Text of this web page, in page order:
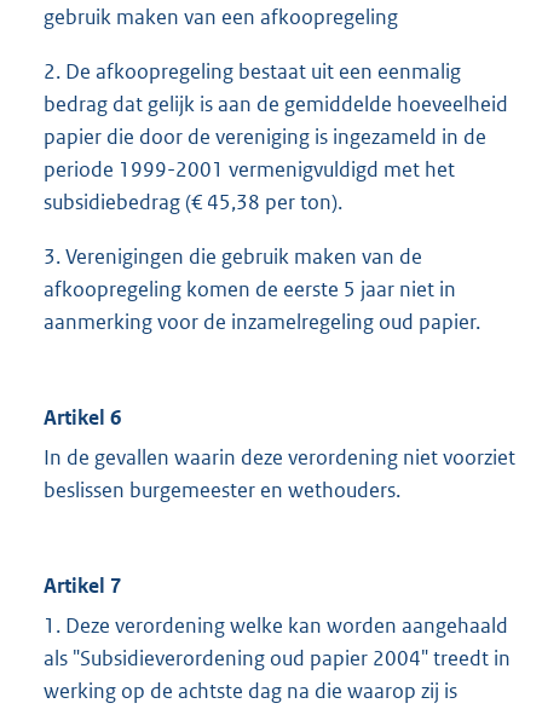
gebruik maken van een afkoopregeling
2. De afkoopregeling bestaat uit een eenmalig
bedrag dat gelijk is aan de gemiddelde hoeveelheid
papier die door de vereniging is ingezameld in de
periode 1999-2001 vermenigvuldigd met het
subsidiebedrag (€ 45,38 per ton).
3. Verenigingen die gebruik maken van de
afkoopregeling komen de eerste 5 jaar niet in
aanmerking voor de inzamelregeling oud papier.
Artikel 6
In de gevallen waarin deze verordening niet voorziet
beslissen burgemeester en wethouders.
Artikel 7
1. Deze verordening welke kan worden aangehaald
als "Subsidieverordening oud papier 2004" treedt in
werking op de achtste dag na die waarop zij is